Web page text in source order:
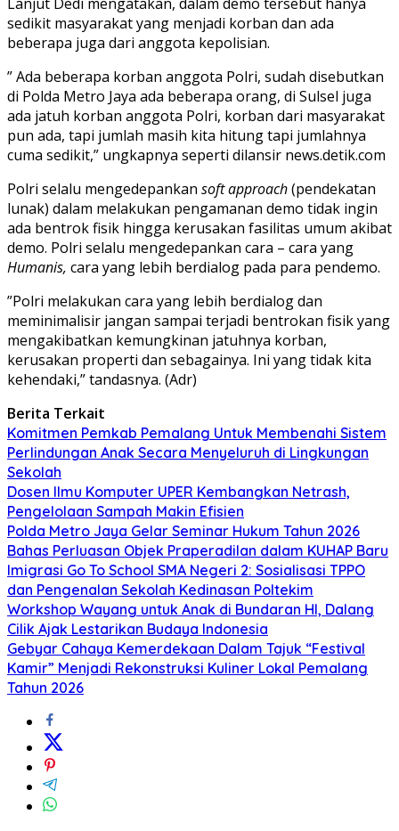
sedikit masyarakat yang menjadi korban dan ada
beberapa juga dari anggota kepolisian.
” Ada beberapa korban anggota Polri, sudah disebutkan
di Polda Metro Jaya ada beberapa orang, di Sulsel juga
ada jatuh korban anggota Polri, korban dari masyarakat
pun ada, tapi jumlah masih kita hitung tapi jumlahnya
cuma sedikit,” ungkapnya seperti dilansir news.detik.com
Polri selalu mengedepankan soft approach(pendekatan
lunak) dalam melakukan pengamanan demo tidak ingin
ada bentrok fisik hingga kerusakan fasilitas umum akibat
demo. Polri selalu mengedepankan cara – cara yang
Humanis, cara yang lebih berdialog pada para pendemo.
”Polri melakukan cara yang lebih berdialog dan
meminimalisir jangan sampai terjadi bentrokan fisik yang
mengakibatkan kemungkinan jatuhnya korban,
kerusakan properti dan sebagainya. Ini yang tidak kita
kehendaki,” tandasnya. (Adr)
Berita Terkait
Komitmen Pemkab Pemalang Untuk Membenahi Sistem
Perlindungan Anak Secara Menyeluruh di Lingkungan
Sekolah
Dosen Ilmu Komputer UPER Kembangkan Netrash,
Pengelolaan Sampah Makin Efisien
Polda Metro Jaya Gelar Seminar Hukum Tahun 2026
Bahas Perluasan Objek Praperadilan dalam KUHAP Baru
Imigrasi Go To School SMA Negeri 2: Sosialisasi TPPO
dan Pengenalan Sekolah Kedinasan Poltekim
Workshop Wayang untuk Anak di Bundaran HI, Dalang
Cilik Ajak Lestarikan Budaya Indonesia
Gebyar Cahaya Kemerdekaan Dalam Tajuk “Festival
Kamir” Menjadi Rekonstruksi Kuliner Lokal Pemalang
Tahun 2026